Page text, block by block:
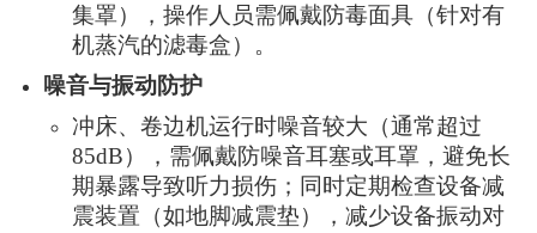
集罩），操作人员需佩戴防毒面具（针对有
机蒸汽的滤毒盒）。
噪音与振动防护
冲床、卷边机运行时噪音较大（通常超过
85dB），需佩戴防噪音耳塞或耳罩，避免长
期暴露导致听力损伤；同时定期检查设备减
震装置（如地脚减震垫），减少设备振动对